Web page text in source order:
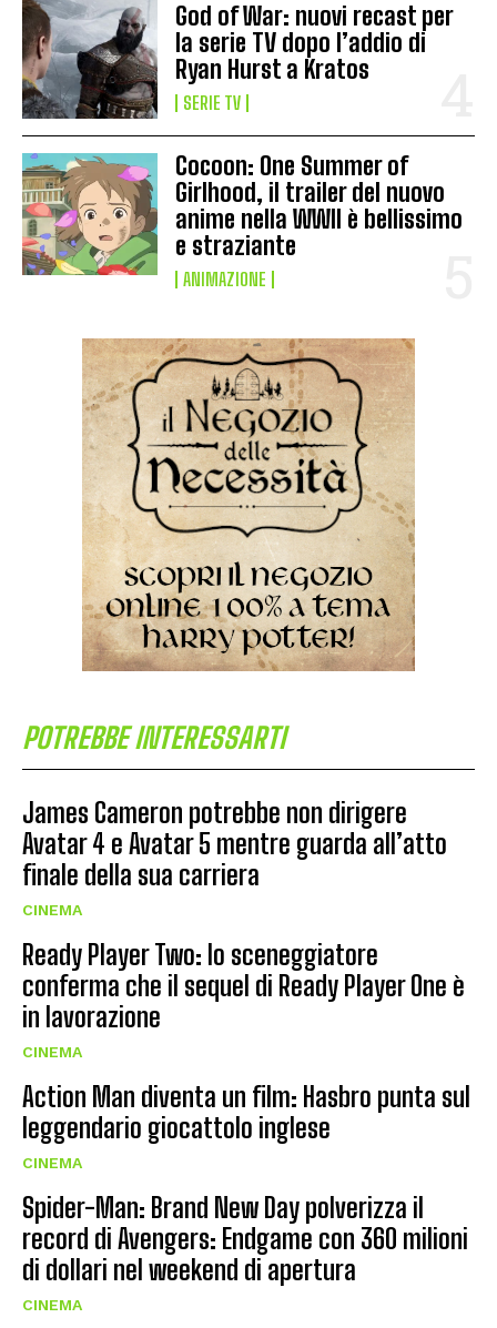
God of War: nuovi recast per
la serie TV dopo l’addio di
Ryan Hurst a Kratos
SERIE TV
Cocoon: One Summer of
Girlhood, il trailer del nuovo
anime nella WWII è bellissimo
e straziante
ANIMAZIONE
POTREBBE INTERESSARTI
James Cameron potrebbe non dirigere
Avatar 4 e Avatar 5 mentre guarda all’atto
finale della sua carriera
CINEMA
Ready Player Two: lo sceneggiatore
conferma che il sequel di Ready Player One è
in lavorazione
CINEMA
Action Man diventa un film: Hasbro punta sul
leggendario giocattolo inglese
CINEMA
Spider-Man: Brand New Day polverizza il
record di Avengers: Endgame con 360 milioni
di dollari nel weekend di apertura
CINEMA